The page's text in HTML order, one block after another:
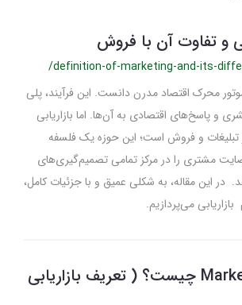
و تفاوت آن با فروش
/definition-of-marketing-and-its-
محرک اقتصاد مدرن دانست. این فرآیند، پلی
پاسخ‌های اقتصادی به آن‌ها. اما بازاریابی
تبلیغات و فروش است؛ این حوزه یک فلسفه
مشتری را در مرکز تمامی تصمیم‌گیری‌های
این مقاله، به شکلی عمیق و با جزئیات کامل،
می‌پردازیم.
بازاریابی Marketing چیست؟ ( تعریف بازاریابی